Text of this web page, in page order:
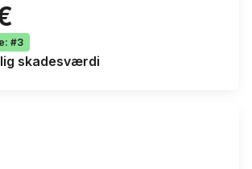
: #3
skadesværdi